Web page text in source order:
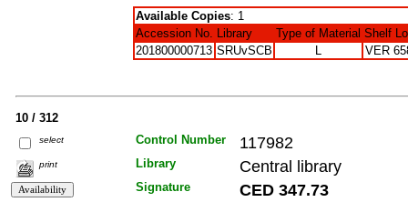
Available Copies: 1
Accession No.
Library Type of Material Shelf
201800000713 SRUvSCB VER
10 / 312
select
print
Control Number 117982
Library Central library
Signature CED 347.73